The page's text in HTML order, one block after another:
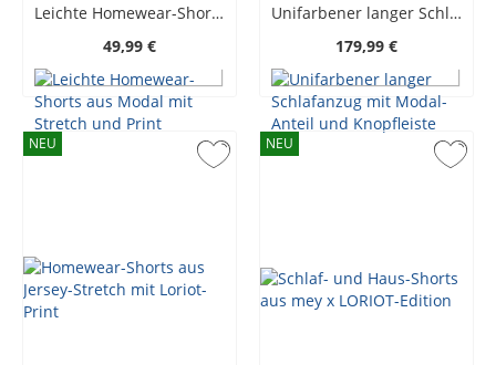
Leichte Homewear-Shorts aus Modal mit Stretch und Print
49,99 €
Unifarbener langer Schlafanzug mit Modal-Anteil und Knopfleiste
179,99 €
NEU NEU